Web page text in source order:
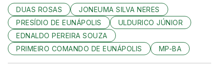
DUAS ROSAS
JONEUMA SILVA NERES
PRESÍDIO DE EUNÁPOLIS
ULDURICO JÚNIOR
EDNALDO PEREIRA SOUZA
PRIMEIRO COMANDO DE EUNÁPOLIS
MP-BA